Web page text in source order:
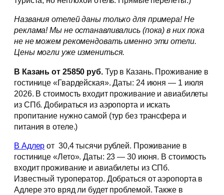
Названия отелей даны только для примера! Не
реклама! Мы не останавливались (пока) в них пока
не не можем рекомендовать именно эти отели.
Цены могли уже измениться.
В Казань от 25850 руб. Тур в Казань. Проживание в
гостинице «Гвардейская». Даты: 24 июня — 1 июля
2026. В стоимость входит проживание и авиабилеты
из СПб. Добираться из аэропорта и искать
пропитание нужно самой (тур без трансфера и
питания в отеле.)
В Адлер от 30,4 тысячи рублей. Проживание в
гостинице «Лето». Даты: 23 — 30 июня. В стоимость
входит проживание и авиабилеты из СПб.
Известный туроператор. Добраться от аэропорта в
Адлере это вряд ли будет проблемой. Также в